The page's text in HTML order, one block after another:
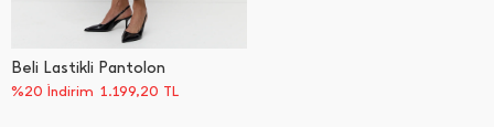
Beli Lastikli Pantolon
%20 İndirim 1.199,20 TL